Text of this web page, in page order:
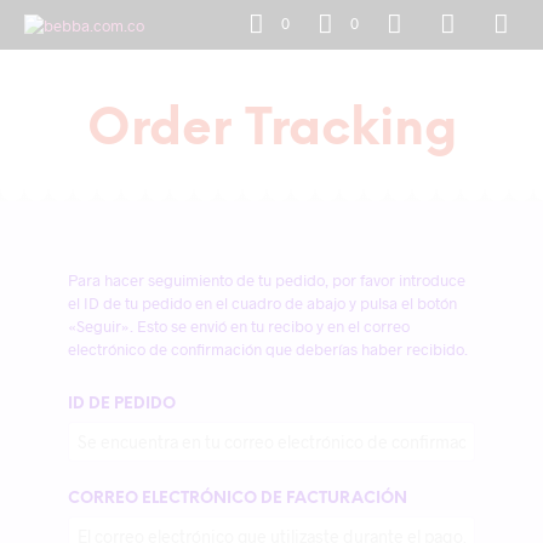
0 0
Order Tracking
Para hacer seguimiento de tu pedido, por favor introduce
el ID de tu pedido en el cuadro de abajo y pulsa el botón
«Seguir». Esto se envió en tu recibo y en el correo
electrónico de confirmación que deberías haber recibido.
ID DE PEDIDO
CORREO ELECTRÓNICO DE FACTURACIÓN